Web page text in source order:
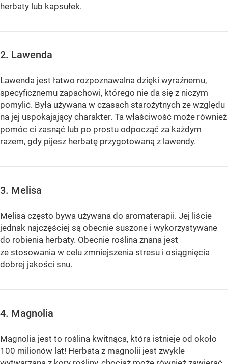
herbaty lub kapsułek.
2. Lawenda
Lawenda jest łatwo rozpoznawalna dzięki wyraźnemu,
specyficznemu zapachowi, którego nie da się z niczym
pomylić. Była używana w czasach starożytnych ze względu
na jej uspokajający charakter. Ta właściwość może również
pomóc ci zasnąć lub po prostu odpocząć za każdym
razem, gdy pijesz herbatę przygotowaną z lawendy.
3. Melisa
Melisa często bywa używana do aromaterapii. Jej liście
jednak najczęściej są obecnie suszone i wykorzystywane
do robienia herbaty. Obecnie roślina znana jest
ze stosowania w celu zmniejszenia stresu i osiągnięcia
dobrej jakości snu.
4. Magnolia
Magnolia jest to roślina kwitnąca, która istnieje od około
100 milionów lat! Herbata z magnolii jest zwykle